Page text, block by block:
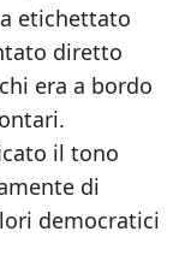
etichettato
diretto
era a bordo
il tono
di
democratici